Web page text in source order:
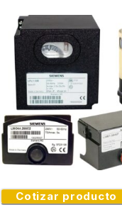
Cotizar producto